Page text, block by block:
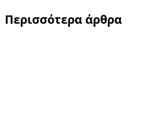
Περισσότερα άρθρα